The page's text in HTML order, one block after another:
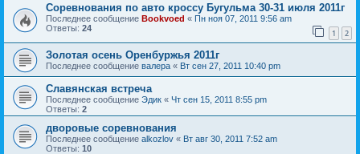
Соревнования по авто кроссу Бугульма 30-31 июля 2011г
Последнее сообщение Bookvoed « Пн ноя 07, 2011 9:56 am
Ответы: 24 1 2
Золотая осень Оренбуржья 2011г
Последнее сообщение валера « Вт сен 27, 2011 10:40 pm
Славянская встреча
Последнее сообщение Эдик « Чт сен 15, 2011 8:55 pm
Ответы: 2
дворовые соревнования
Последнее сообщение alkozlov « Вт авг 30, 2011 7:52 am
Ответы: 10